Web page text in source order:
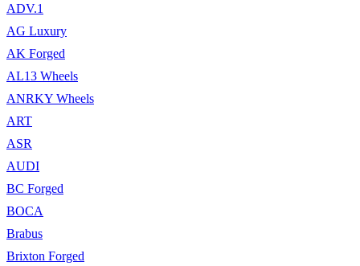
ADV.1
AG Luxury
AK Forged
AL13 Wheels
ANRKY Wheels
ART
ASR
AUDI
BC Forged
BOCA
Brabus
Brixton Forged